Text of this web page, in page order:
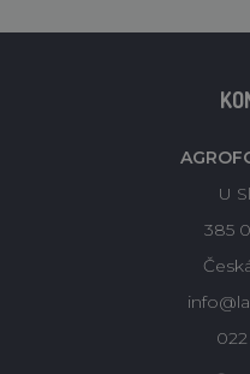
U
385
022